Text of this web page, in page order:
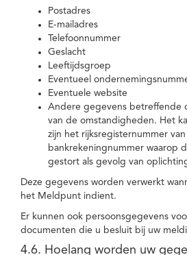
Postadres
E-mailadres
Telefoonnummer
Geslacht
Leeftijdsgroep
Eventueel
Eventuele website
Andere gegevens betreffende
van de omstandigheden. Het
zijn het rijksregisternummer
bankrekeningnummer waarop
gestort als gevolg van
Deze gegevens worden verwerkt
het Meldpunt indient.
Er kunnen ook persoonsgegevens
documenten die u besluit bij uw
4.6. Hoelang worden uw